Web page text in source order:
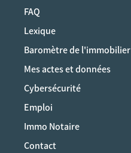
FAQ
Lexique
Baromètre de l'immobilier
Mes actes et données
Cybersécurité
Emploi
Immo Notaire
Contact